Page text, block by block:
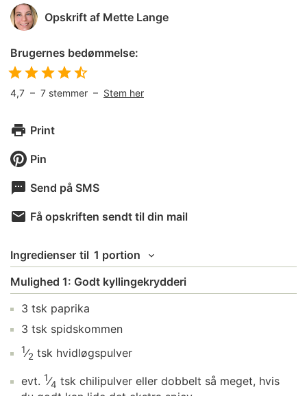
Opskrift af Mette Lange
Brugernes bedømmelse:
4,7 – 7 stemmer – Stem her
Print
Pin
Send på SMS
Få opskriften sendt til din mail
Ingredienser til 1 portion
Mulighed 1: Godt kyllingekrydderi
3 tsk paprika
3 tsk spidskommen
1⁄2 tsk hvidløgspulver
evt. 1⁄4 tsk chilipulver eller dobbelt så meget, hvis